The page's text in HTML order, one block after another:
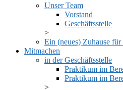
Unser Team
Vorstand
Geschäftsstelle
Ein (neues) Zuhause für
Mitmachen
in der Geschäftsstelle
Praktikum im
Praktikum im